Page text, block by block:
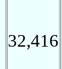
32,416